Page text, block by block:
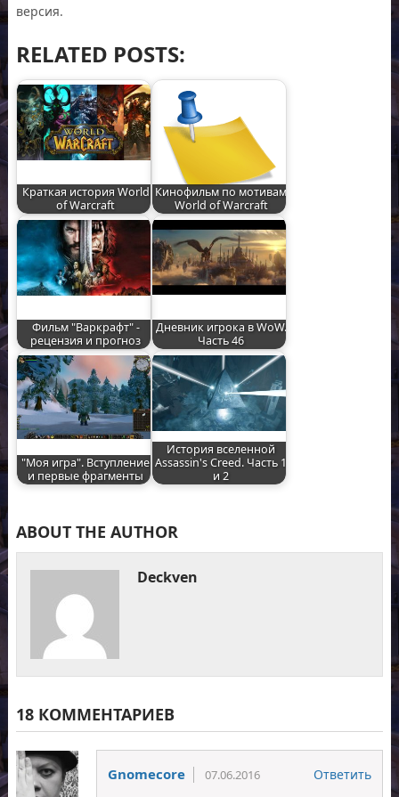
версия.
RELATED POSTS:
Краткая история World
of Warcraft
Кинофильм по мотивам
World of Warcraft
Фильм "Варкрафт" -
рецензия и прогноз
Дневник игрока в WoW.
Часть 46
"Моя игра". Вступление
и первые фрагменты
История вселенной
Assassin's Creed. Часть 1
и 2
ABOUT THE AUTHOR
Deckven
18 КОММЕНТАРИЕВ
Gnomecore 07.06.2016 Ответить